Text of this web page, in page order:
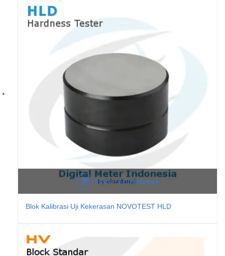
Baca selengkapnya
Blok Kalibrasi Uji Kekerasan NOVOTEST HLD